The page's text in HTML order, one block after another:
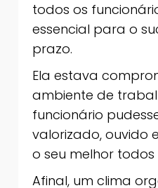
todos os
essencial para o
prazo.
Ela estava
ambiente de
funcionário
valorizado, ouvido
o seu melhor todos
Afinal, um clima